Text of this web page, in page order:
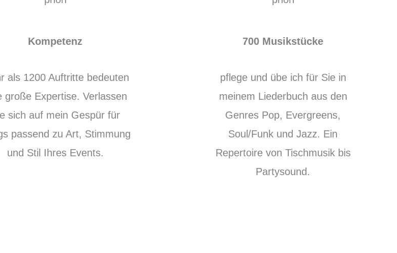
Kompetenz
als 1200 Auftritte bedeuten
große Expertise. Verlassen
sich auf mein Gespür für
passend zu Art, Stimmung
und Stil Ihres Events.
700 Musikstücke
pflege und übe ich für Sie in
meinem Liederbuch aus den
Genres Pop, Evergreens,
Soul/Funk und Jazz. Ein
Repertoire von Tischmusik bis
Partysound.